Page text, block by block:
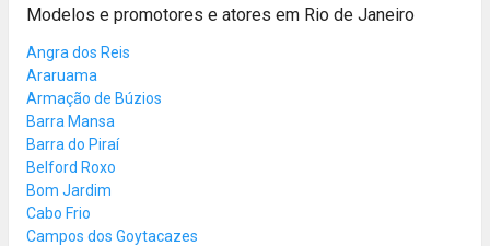
Modelos e promotores e atores em Rio de Janeiro
Angra dos Reis
Araruama
Armação de Búzios
Barra Mansa
Barra do Piraí
Belford Roxo
Bom Jardim
Cabo Frio
Campos dos Goytacazes